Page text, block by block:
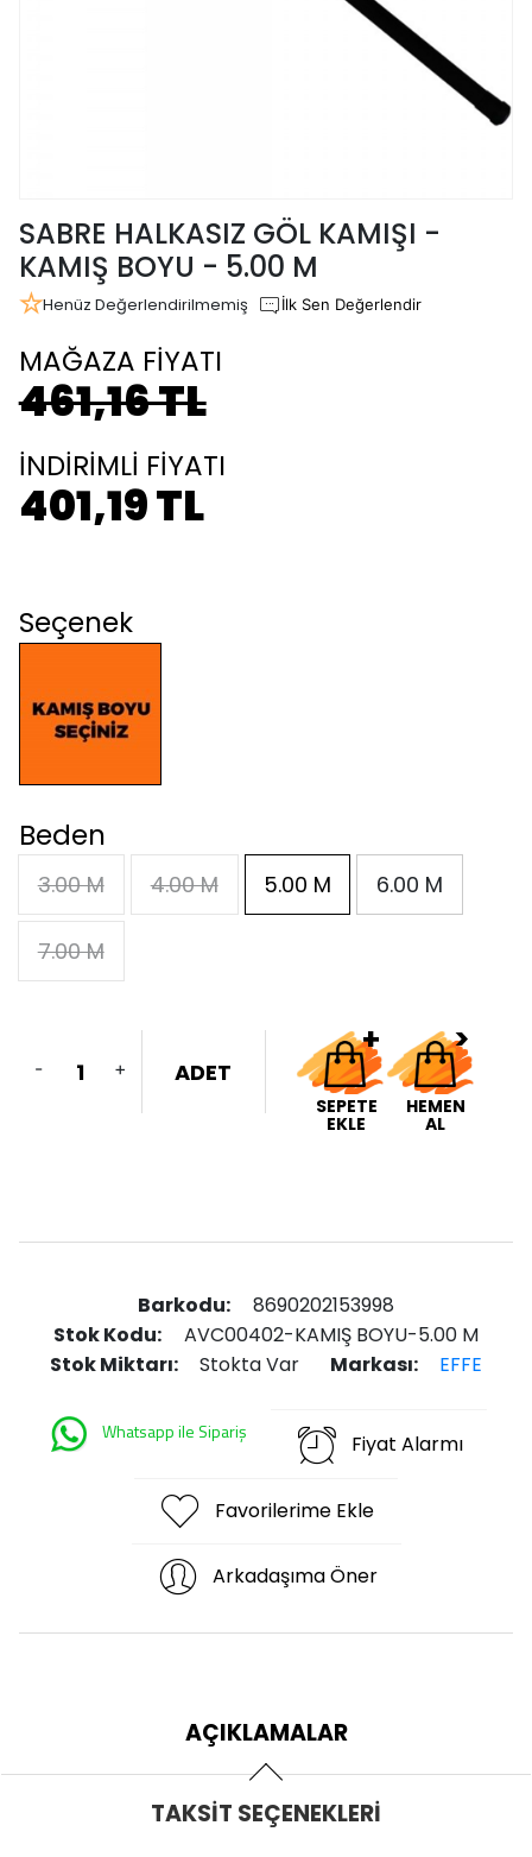
SABRE HALKASIZ GÖL KAMIŞI -
KAMIŞ BOYU - 5.00 M
Henüz Değerlendirilmemiş İlk Sen Değerlendir
MAĞAZA FİYATI
461,16 TL
İNDİRİMLİ FİYATI
401,19 TL
Seçenek
Beden
3.00 M 4.00 M 5.00 M 6.00 M
7.00 M
- + ADET
SEPETE
EKLE
HEMEN
AL
Barkodu:
8690202153998
Stok Kodu:
AVC00402-KAMIŞ BOYU-5.00 M
Stok Miktarı:
Stokta Var Markası: EFFE
Whatsapp ile Sipariş Fiyat Alarmı
Favorilerime Ekle
Arkadaşıma Öner
AÇIKLAMALAR
TAKSIT SEÇENEKLERI